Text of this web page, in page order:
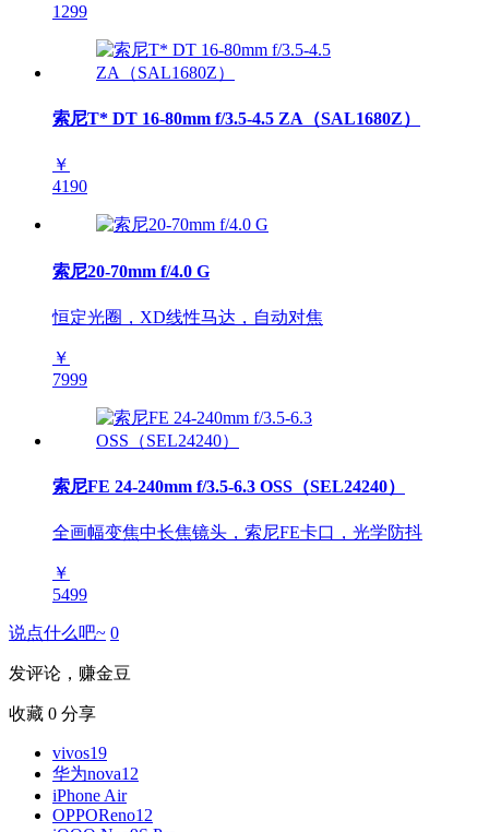
1299
索尼T* DT 16-80mm f/3.5-4.5 ZA（SAL1680Z）
￥
4190
索尼20-70mm f/4.0 G
恒定光圈，XD线性马达，自动对焦
￥
7999
索尼FE 24-240mm f/3.5-6.3 OSS（SEL24240）
全画幅变焦中长焦镜头，索尼FE卡口，光学防抖
￥
5499
说点什么吧~ 0
发评论，赚金豆
收藏 0 分享
vivos19
华为nova12
iPhone Air
OPPOReno12